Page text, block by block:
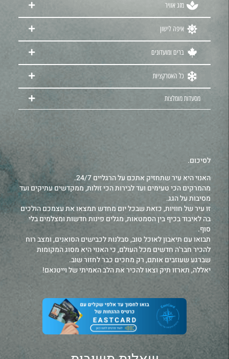
מזג אוויר
איפה לישון
ברים ומועדונים
כל האטרקציות
מסעדות מומלצות
לסיכום.
האנוי היא עיר שתחזיק אתכם על הרגליים 24/7.
מהמרקים הכי טעימים ועד לבירות הכי זולות, ממקדשים עתיקים ועד
מסיבות על הגג.
זו עיר של חוויות, כזאת שבכל יום מחדש תמצאו את עצמכם הולכים
בה לאיבוד בכיף בין הסמטאות, מגלים פינות חדשות ומצלמים בלי
סוף.
תבואו עם תיאבון לאוכל טוב, סבלנות לכבישים הסואנים, ומצב רוח
להכיר חבר'ה חדשים מכל העולם, כי האנוי היא מסוג המקומות
שברגע שעוזבים אותם, רק מחכים כבר לחזור שוב.
יאללה, תארזו תיק וצאו להכיר את הלב האמיתי של וייטנאם!